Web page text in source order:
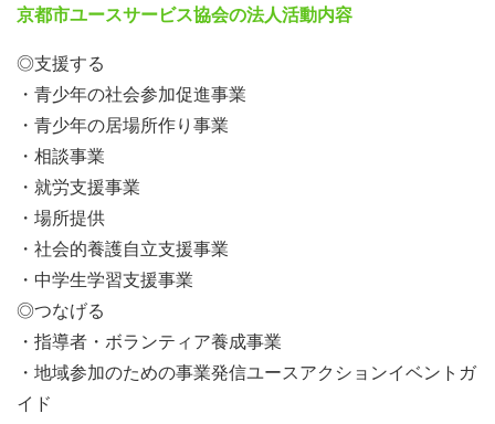
京都市ユースサービス協会の法人活動内容
◎支援する
・青少年の社会参加促進事業
・青少年の居場所作り事業
・相談事業
・就労支援事業
・場所提供
・社会的養護自立支援事業
・中学生学習支援事業
◎つなげる
・指導者・ボランティア養成事業
・地域参加のための事業発信ユースアクションイベントガ
イド